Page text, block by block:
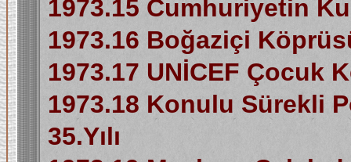
1973.15 Cumhuriyetin
1973.16 Boğaziçi
1973.17 UNİCEF Çocuk
1973.18 Konulu Sürekli
35.Yılı